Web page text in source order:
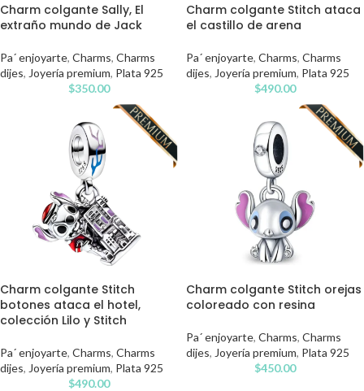
Charm colgante Sally, El
extraño mundo de Jack
Pa´ enjoyarte, Charms, Charms
dijes, Joyería premium, Plata 925
$350.00
Charm colgante Stitch ataca
el castillo de arena
Pa´ enjoyarte, Charms, Charms
dijes, Joyería premium, Plata 925
$490.00
Charm colgante Stitch
botones ataca el hotel,
colección Lilo y Stitch
Pa´ enjoyarte, Charms, Charms
dijes, Joyería premium, Plata 925
$490.00
Charm colgante Stitch orejas
coloreado con resina
Pa´ enjoyarte, Charms, Charms
dijes, Joyería premium, Plata 925
$450.00